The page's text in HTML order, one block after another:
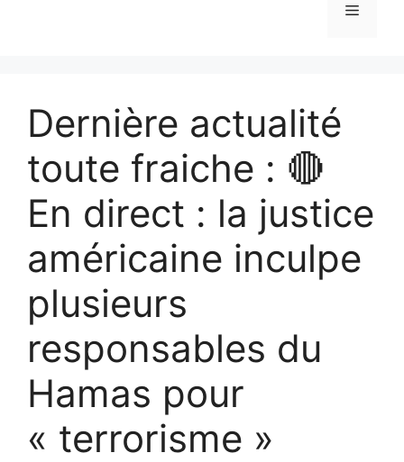
Menu
Dernière actualité
toute fraiche : 🔴
En direct : la justice
américaine inculpe
plusieurs
responsables du
Hamas pour
« terrorisme »